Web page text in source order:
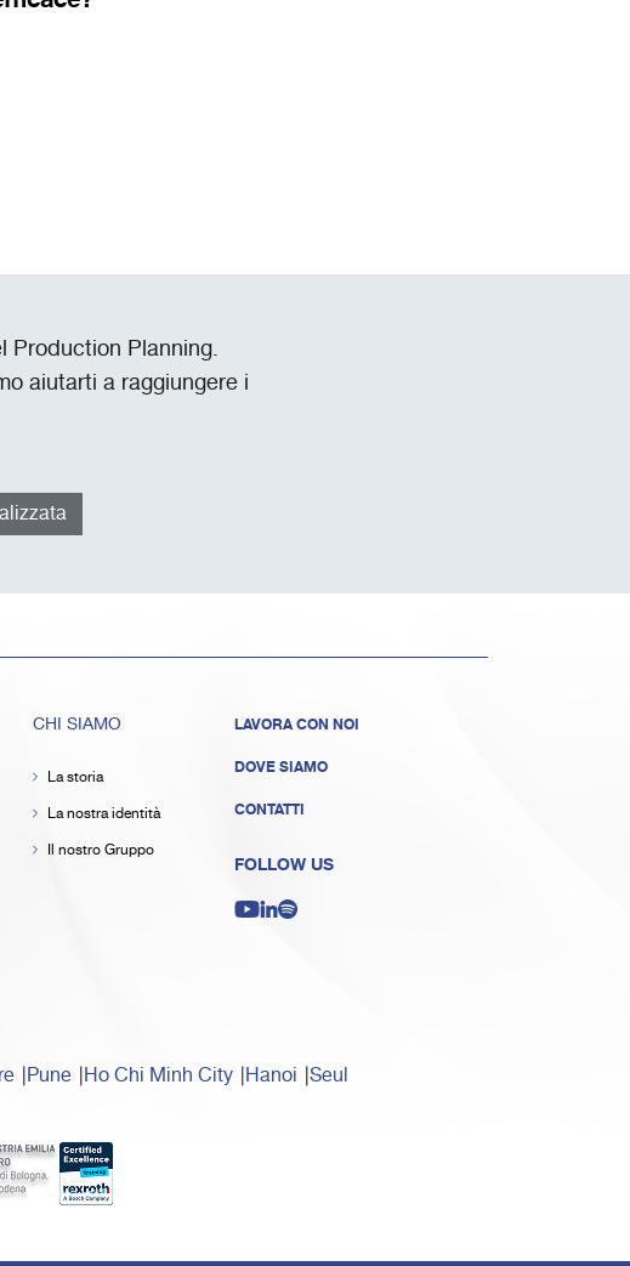
Production Planning.
aiutarti a raggiungere i
CHI SIAMO
La storia
La nostra identità
Il nostro Gruppo
LAVORA CON NOI
DOVE SIAMO
CONTATTI
FOLLOW US
Pune Ho Chi Minh City Hanoi Seul